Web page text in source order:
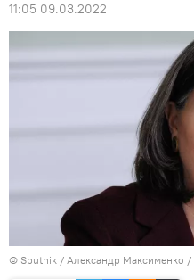
11:05 09.03.2022
© Sputnik / Александр Максименко /